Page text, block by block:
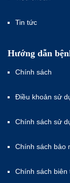
Tin tức
Hướng dẫn
Chính sách
Điều khoản sử
Chính sách sử
Chính sách bảo
Chính sách biên